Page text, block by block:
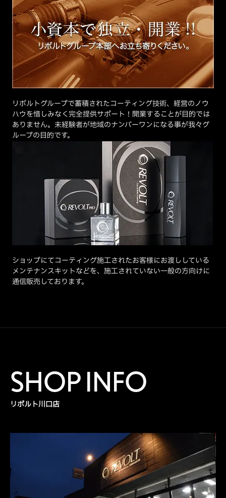
リボルトグループで蓄積されたコーティング技術、経営のノウ
ハウを惜しみなく完全提供サポート！開業することが目的では
ありません。未経験者が地域のナンバーワンになる事が我々グ
ループの目的です。
ショップにてコーティング施工されたお客様にお渡ししている
メンテナンスキットなどを、施工されていない一般の方向けに
通信販売しております。
SHOP INFO
リボルト川口店